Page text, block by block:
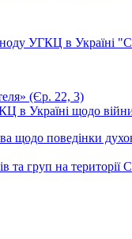
УГКЦ в Україні
(Єр. 22, 3)
Україні щодо війни
щодо поведінки
та груп на